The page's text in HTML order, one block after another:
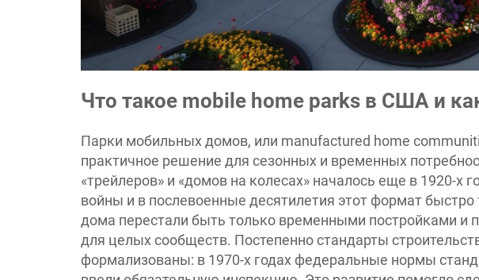
Что такое mobile home parks в США и
Парки мобильных домов, или manufactured home
практичное решение для сезонных и временных
«трейлеров» и «домов на колесах» началось еще в 1920-х
войны и в послевоенные десятилетия этот формат
дома перестали быть только временными постройками и
для целых сообществ. Постепенно стандарты
формализованы: в 1970-х годах федеральные нормы